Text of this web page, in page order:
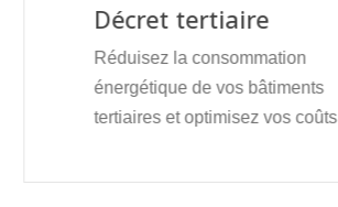
Décret tertiaire
Réduisez la consommation
énergétique de vos bâtiments
tertiaires et optimisez vos coûts